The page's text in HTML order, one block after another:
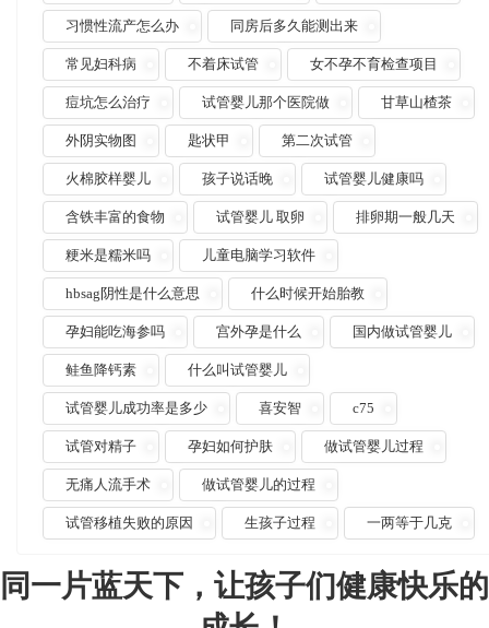
习惯性流产怎么办 同房后多久能测出来
常见妇科病 不着床试管 女不孕不育检查项目
痘坑怎么治疗 试管婴儿那个医院做 甘草山楂茶
外阴实物图 匙状甲 第二次试管
火棉胶样婴儿 孩子说话晚 试管婴儿健康吗
含铁丰富的食物 试管婴儿 取卵 排卵期一般几天
粳米是糯米吗 儿童电脑学习软件
hbsag阴性是什么意思 什么时候开始胎教
孕妇能吃海参吗 宫外孕是什么 国内做试管婴儿
鲑鱼降钙素 什么叫试管婴儿
试管婴儿成功率是多少 喜安智 c75
试管对精子 孕妇如何护肤 做试管婴儿过程
无痛人流手术 做试管婴儿的过程
试管移植失败的原因 生孩子过程 一两等于几克
同一片蓝天下，让孩子们健康快乐的